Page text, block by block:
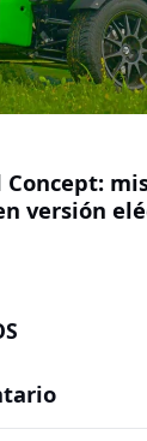
Concept:
versión